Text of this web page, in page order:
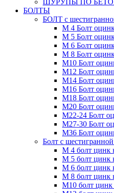
ШУРУПЫ ПО
БОЛТЫ
БОЛТ с
М 4 Болт
М 5 Болт
М 6 Болт
М 8 Болт
М10 Болт
М12 Болт
М14 Болт
М16 Болт
М18 Болт
М20 Болт
М22-24 Болт
М27-30 Болт
М36 Болт
Болт с
М 4 болт цинк
М 5 болт цинк
М 6 болт цинк
М 8 болт цинк
М10 болт цинк